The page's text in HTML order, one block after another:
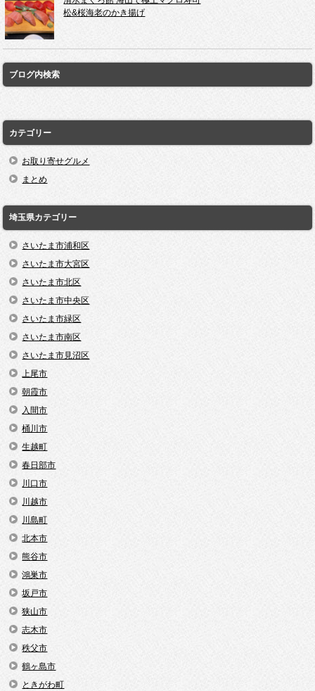
松&桜海老のかき揚げ
ブログ内検索
カテゴリー
お取り寄せグルメ
まとめ
埼玉県カテゴリー
さいたま市浦和区
さいたま市大宮区
さいたま市北区
さいたま市中央区
さいたま市緑区
さいたま市南区
さいたま市見沼区
上尾市
朝霞市
入間市
桶川市
生越町
春日部市
川口市
川越市
川島町
北本市
熊谷市
鴻巣市
坂戸市
狭山市
志木市
秩父市
鶴ヶ島市
ときがわ町